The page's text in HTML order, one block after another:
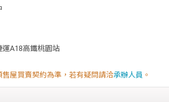
A18高鐵桃園站
屋買賣契約為準，若有疑問請洽承辦人員 。